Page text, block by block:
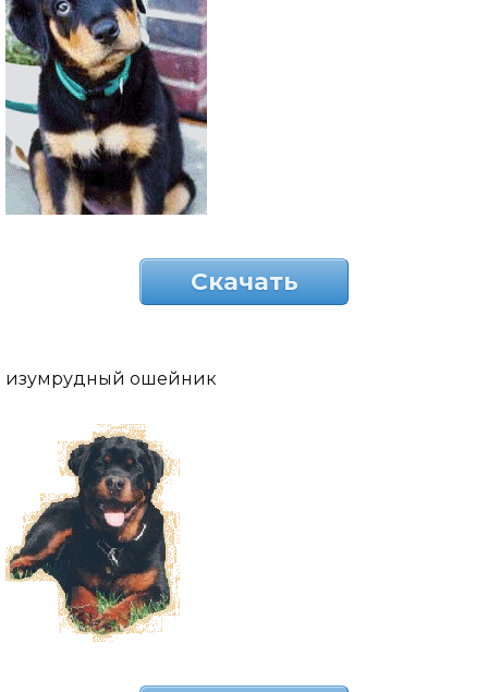
Скачать
изумрудный ошейник